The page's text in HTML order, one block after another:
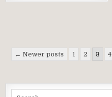
Navegación
entradas
← Newer posts 1 2 3 4